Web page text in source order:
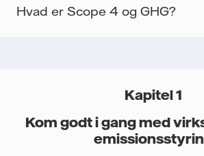
Hvad er Scope 4 og GHG?
Kapitel 1
Kom godt i gang med